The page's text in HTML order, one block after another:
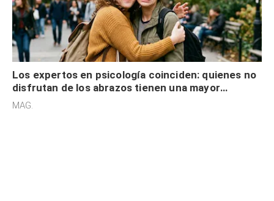
Los expertos en psicología coinciden: quienes no
disfrutan de los abrazos tienen una mayor
sensibilidad a los estímulos físicos y no es por
MAG.